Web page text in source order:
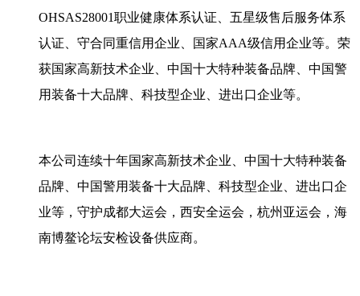
OHSAS28001职业健康体系认证、五星级售后服务体系
认证、守合同重信用企业、国家AAA级信用企业等。荣
获国家高新技术企业、中国十大特种装备品牌、中国警
用装备十大品牌、科技型企业、进出口企业等。
本公司连续十年国家高新技术企业、中国十大特种装备
品牌、中国警用装备十大品牌、科技型企业、进出口企
业等，守护成都大运会，西安全运会，杭州亚运会，海
南博鳌论坛安检设备供应商。